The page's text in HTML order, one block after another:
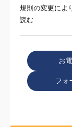
規則の変更によ
読む
お
フォ